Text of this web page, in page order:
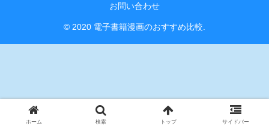
お問い合わせ
© 2020 電子書籍漫画のおすすめ比較.
ホーム 検索 トップ サイドバー